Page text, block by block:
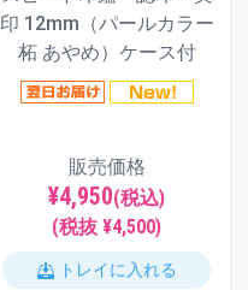
印 12mm（パールカラー
柘 あやめ）ケース付
販売価格
¥4,950(税込)
(税抜 ¥4,500)
トレイに入れる